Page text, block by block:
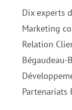
Dix experts
Marketing
Relation
Bégaudeau-
Partenariats